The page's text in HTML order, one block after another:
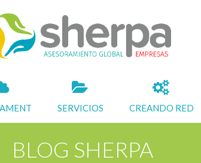
SERVICIOS CREANDO RED
BLOG SHERPA